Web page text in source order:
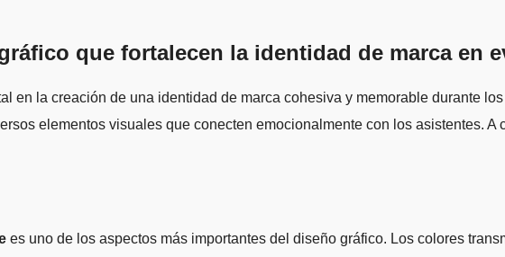
que fortalecen la identidad de marca en
en la creación de una identidad de marca cohesiva y memorable durante
elementos visuales que conecten emocionalmente con los asistentes.
es uno de los aspectos más importantes del diseño gráfico. Los colores